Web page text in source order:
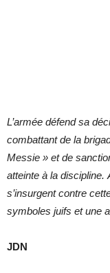
L’armée défend sa
combattant de la
Messie » et de
atteinte à la discipline.
s’insurgent contre
symboles juifs et une
JDN